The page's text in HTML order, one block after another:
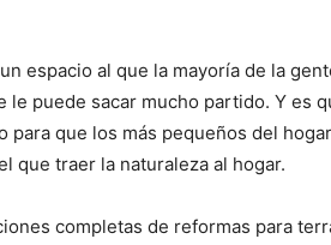
espacio al que la mayoría de la
le puede sacar mucho partido. Y es
para que los más pequeños del hogar
que traer la naturaleza al hogar.
completas de reformas para